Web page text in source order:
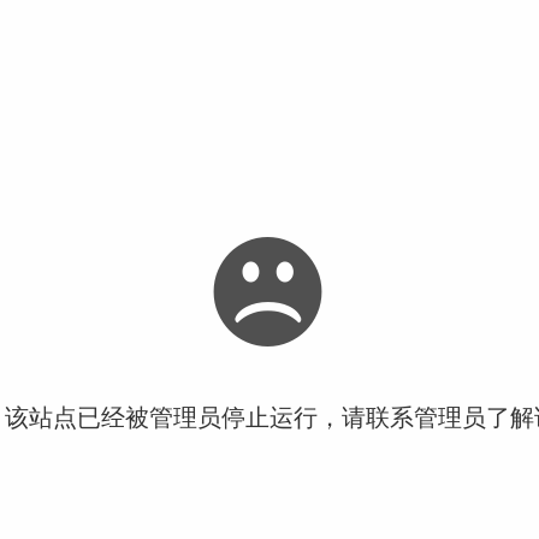
站点已经被管理员停止运行，请联系管理员了